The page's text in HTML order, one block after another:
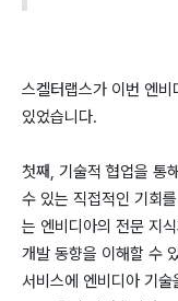
스켈터랩스가 이번 엔
있었습니다.
첫째, 기술적 협업을 통
수 있는 직접적인 기회
는 엔비디아의 전문 지
개발 동향을 이해할 수
서비스에 엔비디아 기